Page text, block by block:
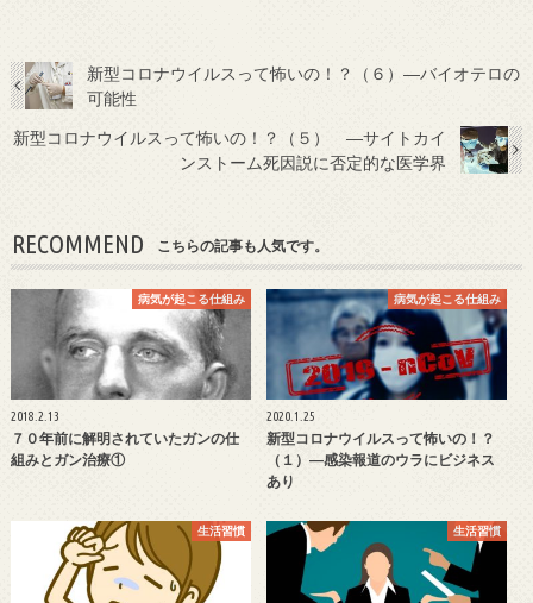
新型コロナウイルスって怖いの！？（６）―バイオテロの
可能性
新型コロナウイルスって怖いの！？（５） ―サイトカイ
ンストーム死因説に否定的な医学界
RECOMMEND こちらの記事も人気です。
病気が起こる仕組み
2018.2.13
７０年前に解明されていたガンの仕
組みとガン治療①
病気が起こる仕組み
2020.1.25
新型コロナウイルスって怖いの！？
（１）―感染報道のウラにビジネス
あり
生活習慣 生活習慣